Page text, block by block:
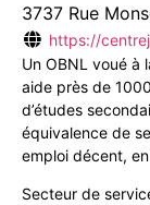
3737 Rue
https://
Un OBNL voué à
aide près de
d’études
équivalence de
emploi décent,
Secteur de